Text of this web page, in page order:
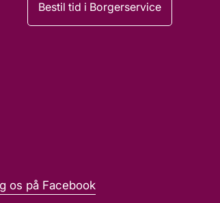
Bestil tid i Borgerservice
os på Facebook